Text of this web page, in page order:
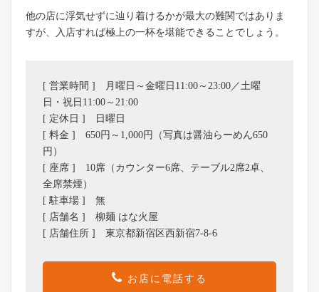
他の店に浮気せずに辿り着けるかが最大の難関ではありま
すが、入店すれば極上の一杯を堪能できることでしょう。
[ 営業時間 ] 月曜日～金曜日11:00～23:00／土曜
日・祝日11:00～21:00
[ 定休日 ] 日曜日
[ 料金 ] 650円～1,000円（写真は醤油らーめん650
円）
[ 座席 ] 10席（カウンター6席、テーブル2席2卓、
全席禁煙）
[ 駐車場 ] 無
[ 店舗名 ] 柳麺 はな火屋
[ 店舗住所 ] 東京都新宿区西新宿7-8-6
お店に電話する